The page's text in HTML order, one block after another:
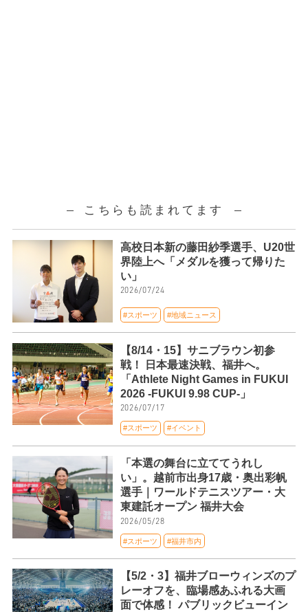
こちらも読まれてます
高校日本新の藤田紗季選手、U20世
界陸上へ「メダルを獲って帰りた
い」
2026/07/24
#スポーツ #地域ニュース
【8/14・15】サニブラウン初参
戦！ 日本最速決戦、福井へ。
「Athlete Night Games in FUKUI
2026 -FUKUI 9.98 CUP-」
2026/07/17
#スポーツ #イベント
「本選の舞台に立ててうれし
い」。越前市出身17歳・奥出彩帆
選手｜ワールドテニスツアー・大
東建託オープン 福井大会
2026/05/28
#スポーツ #福井市内
【5/2・3】福井ブローウィンズのプ
レーオフを、臨場感あふれる大画
面で体感！ パブリックビューイン